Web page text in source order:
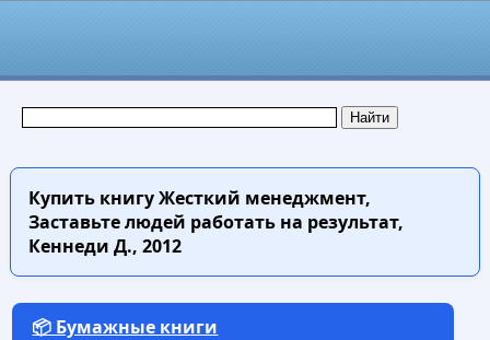
Купить книгуЖесткий менеджмент,
Заставьте людей работать на результат,
Кеннеди Д., 2012
📦 Бумажные книги